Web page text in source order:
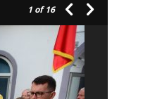
1 of 16